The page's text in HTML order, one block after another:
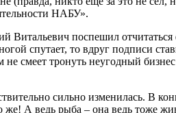
НАБУ».
поспешил
спутает, то вдруг подписи
смеет тронуть неугодный
сильно изменилась. В
А ведь рыба – она ведь тоже